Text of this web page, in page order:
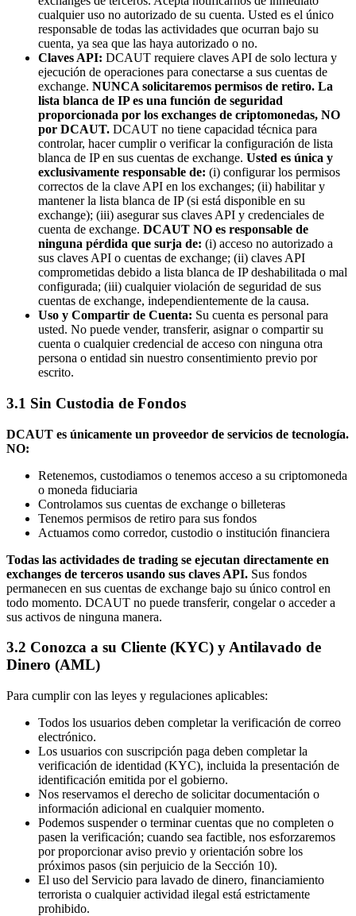
cualquier uso no autorizado de su cuenta. Usted es el único
responsable de todas las actividades que ocurran bajo su
cuenta, ya sea que las haya autorizado o no.
Claves API: DCAUT requiere claves API de solo lectura y
ejecución de operaciones para conectarse a sus cuentas de
exchange. NUNCA solicitaremos permisos de retiro. La
lista blanca de IP es una función de seguridad
proporcionada por los exchanges de criptomonedas, NO
por DCAUT. DCAUT no tiene capacidad técnica para
controlar, hacer cumplir o verificar la configuración de lista
blanca de IP en sus cuentas de exchange. Usted es única y
exclusivamente responsable de: (i) configurar los permisos
correctos de la clave API en los exchanges; (ii) habilitar y
mantener la lista blanca de IP (si está disponible en su
exchange); (iii) asegurar sus claves API y credenciales de
cuenta de exchange. DCAUT NO es responsable de
ninguna pérdida que surja de: (i) acceso no autorizado a
sus claves API o cuentas de exchange; (ii) claves API
comprometidas debido a lista blanca de IP deshabilitada o mal
configurada; (iii) cualquier violación de seguridad de sus
cuentas de exchange, independientemente de la causa.
Uso y Compartir de Cuenta: Su cuenta es personal para
usted. No puede vender, transferir, asignar o compartir su
cuenta o cualquier credencial de acceso con ninguna otra
persona o entidad sin nuestro consentimiento previo por
escrito.
3.1 Sin Custodia de Fondos
DCAUT es únicamente un proveedor de servicios de tecnología.
NO:
Retenemos, custodiamos o tenemos acceso a su criptomoneda
o moneda fiduciaria
Controlamos sus cuentas de exchange o billeteras
Tenemos permisos de retiro para sus fondos
Actuamos como corredor, custodio o institución financiera
Todas las actividades de trading se ejecutan directamente en
exchanges de terceros usando sus claves API. Sus fondos
permanecen en sus cuentas de exchange bajo su único control en
todo momento. DCAUT no puede transferir, congelar o acceder a
sus activos de ninguna manera.
3.2 Conozca a su Cliente (KYC) y Antilavado de
Dinero (AML)
Para cumplir con las leyes y regulaciones aplicables:
Todos los usuarios deben completar la verificación de correo
electrónico.
Los usuarios con suscripción paga deben completar la
verificación de identidad (KYC), incluida la presentación de
identificación emitida por el gobierno.
Nos reservamos el derecho de solicitar documentación o
información adicional en cualquier momento.
Podemos suspender o terminar cuentas que no completen o
pasen la verificación; cuando sea factible, nos esforzaremos
por proporcionar aviso previo y orientación sobre los
próximos pasos (sin perjuicio de la Sección 10).
El uso del Servicio para lavado de dinero, financiamiento
terrorista o cualquier actividad ilegal está estrictamente
prohibido.